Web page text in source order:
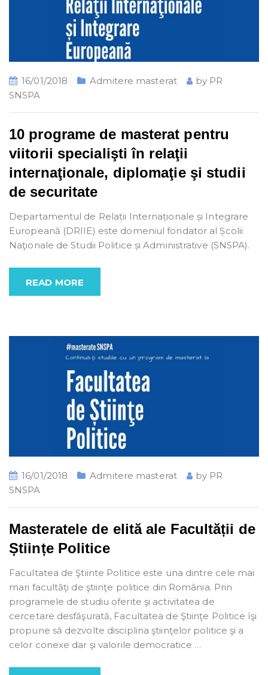
16/01/2018 Admitere masterat by PR
SNSPA
10 programe de masterat pentru
viitorii specialişti în relaţii
internaţionale, diplomaţie şi studii
de securitate
Departamentul de Relații Internaționale și Integrare
Europeană (DRIIE) este domeniul fondator al Școlii
Naţionale de Studii Politice și Administrative (SNSPA).
READ MORE
16/01/2018 Admitere masterat by PR
SNSPA
Masteratele de elită ale Facultății de
Științe Politice
Facultatea de Ştiinte Politice este una dintre cele mai
mari facultăţi de ştiinţe politice din România. Prin
programele de studiu oferite şi activitatea de
cercetare desfăşurată, Facultatea de Ştiinţe Politice îşi
propune să dezvolte disciplina ştiinţelor politice şi a
celor conexe dar şi valorile democratice …